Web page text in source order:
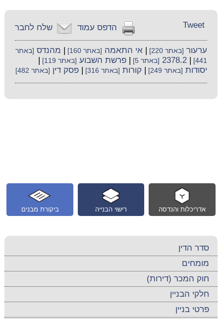
שלח לחבר הדפס עמוד Tweet
ערעור [באתר 220] |אי התאמה [באתר 160] מהנדס [באתר
441]
|
2378.2 [באתר 5] |פרשת השבוע [באתר 119]
יסודות [באתר 249] קורות [באתר 316] |פסק דין [באתר 482]
ביקורת מבנים רישוי הבנייה אדריכלות והנדסה
סדר הדין
מומחים
חוק המכר (דירות)
חלקי הבניין
פרטי בניין